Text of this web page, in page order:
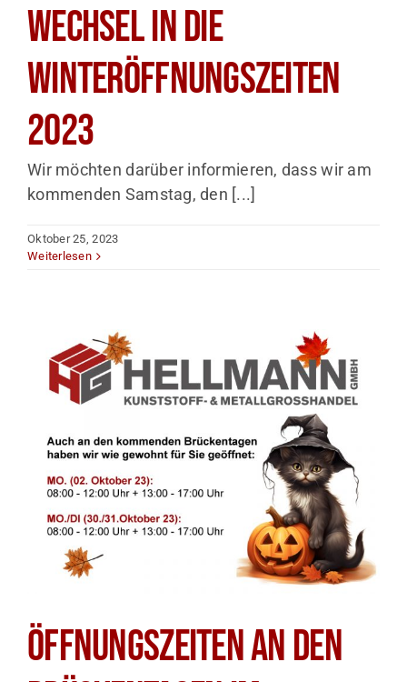
Wechsel in die
Winteröffnungszeiten
2023
Wir möchten darüber informieren, dass wir am
kommenden Samstag, den [...]
Oktober 25, 2023
Weiterlesen
Öffnungszeiten an den